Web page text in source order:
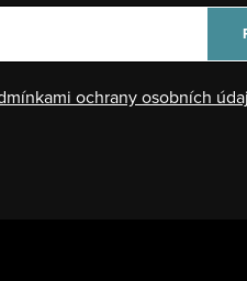
ochrany osobních